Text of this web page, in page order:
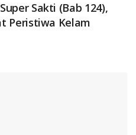
Sakti (Bab 124),
Peristiwa Kelam